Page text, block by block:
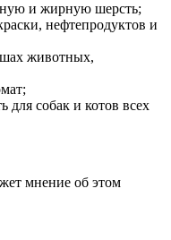
и жирную шерсть;
нефтепродуктов и
животных,
для собак и котов всех
мнение об этом